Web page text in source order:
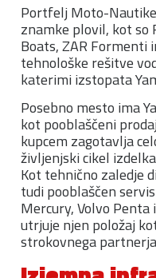
Portfelj Moto-
znamke plovil, kot so
Boats, ZAR Formenti
tehnološke rešitve
katerimi izstopata
Posebno mesto ima
kot pooblaščeni
kupcem zagotavlja
življenjski cikel
Kot tehnično zaledje
tudi pooblaščen
Mercury, Volvo
utrjuje njen položaj
strokovnega